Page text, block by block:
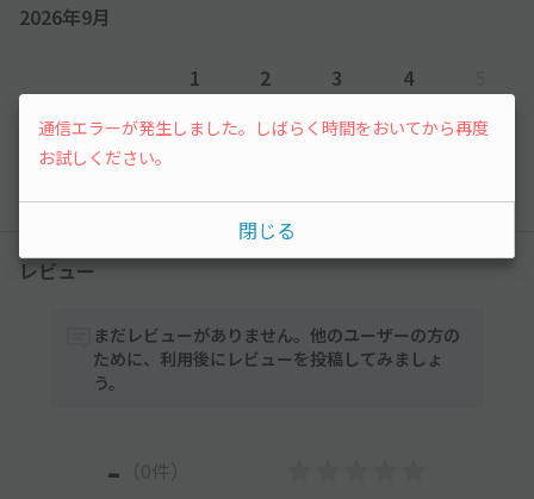
2026年9月
1
¥260
2
¥260
3
¥260
4
¥260 先行予約
レビュー
まだレビューがありません。他のユーザーの方の
ために、利用後にレビューを投稿してみましょ
う。
- （0件）
通信エラーが発生しました。しばらく時間をおいてから再度
お試しください。
閉じる